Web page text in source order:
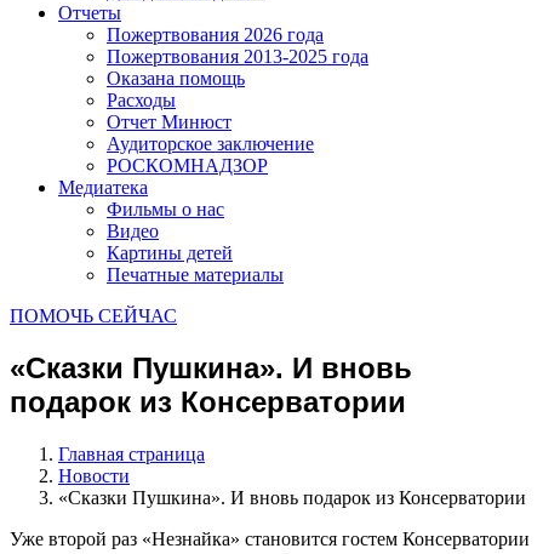
Отчеты
Пожертвования 2026 года
Пожертвования 2013-2025 года
Оказана помощь
Расходы
Отчет Минюст
Аудиторское заключение
РОСКОМНАДЗОР
Медиатека
Фильмы о нас
Видео
Картины детей
Печатные материалы
ПОМОЧЬ СЕЙЧАС
«Сказки Пушкина». И вновь
подарок из Консерватории
Главная страница
Новости
«Сказки Пушкина». И вновь подарок из Консерватории
Уже второй раз «Незнайка» становится гостем Консерватории